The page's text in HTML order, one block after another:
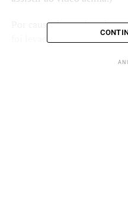
Por causa da queda, o
foi levado ao Conjunto